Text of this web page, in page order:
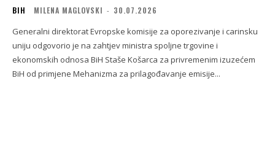
BIH MILENA MAGLOVSKI - 30.07.2026
Generalni direktorat Evropske komisije za oporezivanje i carinsku
uniju odgovorio je na zahtjev ministra spoljne trgovine i
ekonomskih odnosa BiH Staše Košarca za privremenim izuzećem
BiH od primjene Mehanizma za prilagođavanje emisije...